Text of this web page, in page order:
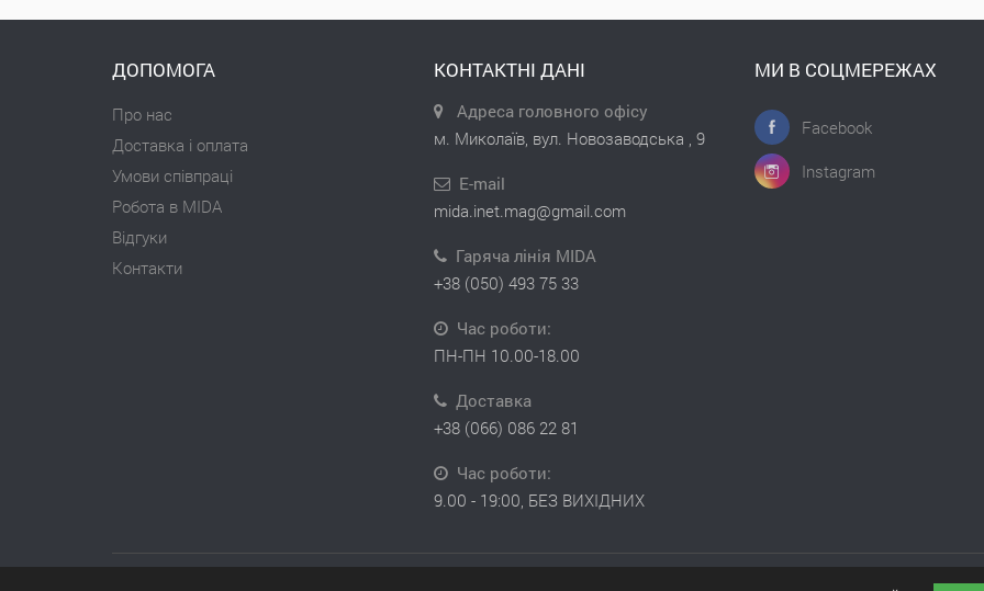
ДОПОМОГА
Про нас
Доставка і оплата
Умови співпраці
Робота в MIDA
Відгуки
Контакти
КОНТАКТНІ ДАНІ
Адреса головного офісу
м. Миколаїв, вул. Новозаводська , 9
E-mail
mida.inet.mag@gmail.com
Гаряча лінія MIDA
+38 (050) 493 75 33
Час роботи:
ПН-ПН 10.00-18.00
Доставка
+38 (066) 086 22 81
Час роботи:
9.00 - 19:00, БЕЗ ВИХІДНИХ
МИ В СОЦМЕРЕЖАХ
Facebook
Instagram